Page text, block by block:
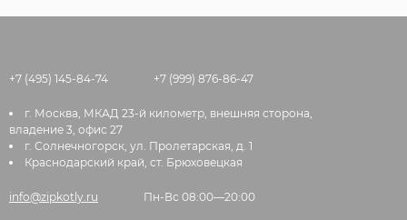
+7 (495) 145-84-74 +7 (999) 876-86-47
г. Москва, МКАД 23-й километр, внешняя сторона,
владение 3, офис 27
г. Солнечногорск, ул. Пролетарская, д. 1
Краснодарский край, ст. Брюховецкая
info@zipkotly.ru Пн-Вс 08:00—20:00